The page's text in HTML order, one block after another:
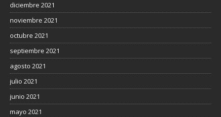
diciembre 2021
noviembre 2021
octubre 2021
septiembre 2021
agosto 2021
julio 2021
junio 2021
mayo 2021